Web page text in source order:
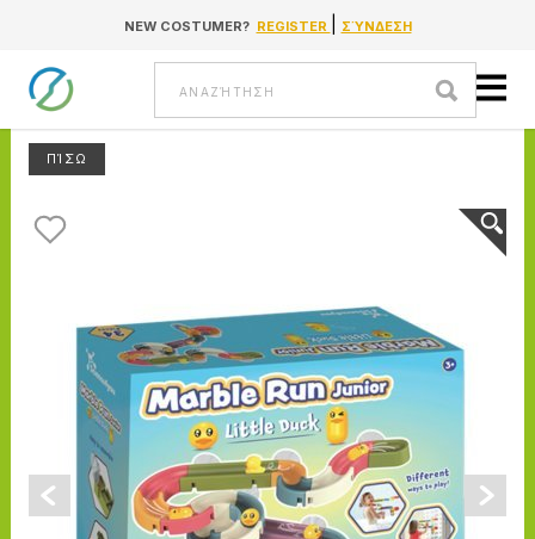
Go to contentNEW COSTUMER? REGISTER ΣΎΝΔΕΣΗ
Αναζήτηση
ΠΊΣΩ